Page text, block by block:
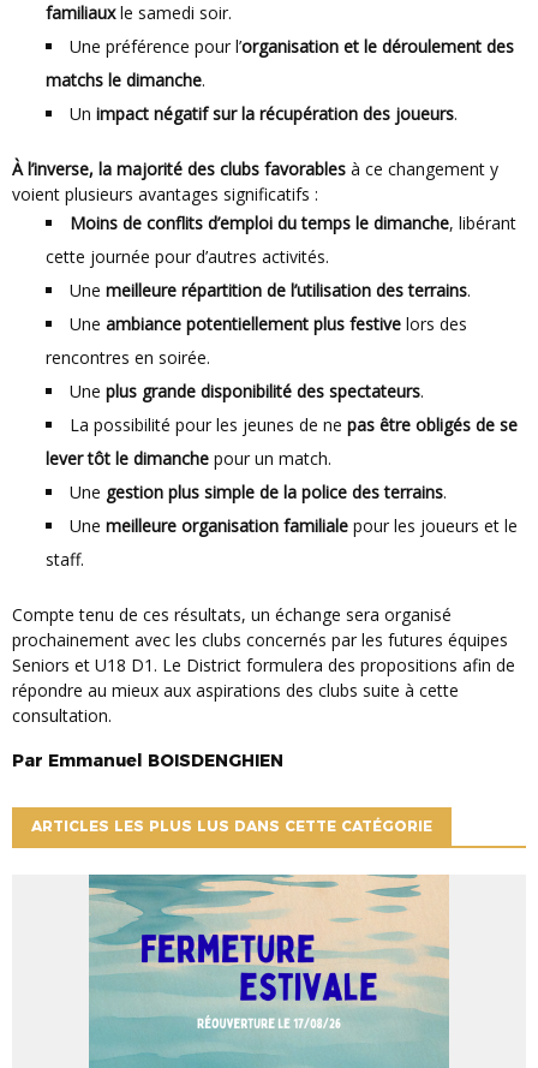
familiauxle samedi soir.
Une préférence pour l’organisation et le déroulement des
matchs le dimanche.
Un impact négatif sur la récupération des joueurs.
À l’inverse, la majorité des clubs favorables à ce changement y
voient plusieurs avantages significatifs :
Moins de conflits d’emploi du temps le dimanche, libérant
cette journée pour d’autres activités.
Une meilleure répartition de l’utilisation des terrains.
Une ambiance potentiellement plus festive lors des
rencontres en soirée.
Une plus grande disponibilité des spectateurs.
La possibilité pour les jeunes de ne pas être obligés de se
lever tôt le dimanche pour un match.
Une gestion plus simple de la police des terrains.
Une meilleure organisation familiale pour les joueurs et le
staff.
Compte tenu de ces résultats, un échange sera organisé
prochainement avec les clubs concernés par les futures équipes
Seniors et U18 D1. Le District formulera des propositions afin de
répondre au mieux aux aspirations des clubs suite à cette
consultation.
Par Emmanuel BOISDENGHIEN
ARTICLES LES PLUS LUS DANS CETTE CATÉGORIE